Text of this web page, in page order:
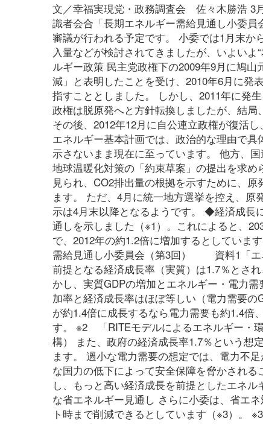
文／幸福実現党・政務調査会 佐々木勝浩 3
識者会合「長期エネルギー需給見通し小委
審議が行われる予定です。 小委では1月末
入量などが検討されてきましたが、いよい
ルギー政策 民主党政権下の2009年9月に鳩
減」と表明したことを受け、2010年6月に発
指すこととしました。 しかし、2011年に発
政権は脱原発へと方針転換しましたが、結局
その後、2012年12月に自公連立政権が復活
エネルギー基本計画では、政治的な理由で
示さないまま現在に至っています。 他方、
地球温暖化対策の「約束草案」の提出を求
見られ、CO2排出量の根拠を示すために、
ます。 ただ、4月に統一地方選挙を控え、
示は4月末以降となるようです。 ◆経済成長
通しを示しました（※1）。これによると、
で、2012年の約1.2倍に増加するとしてい
需給見通し小委員会（第3回） 資料1「エ
前提となる経済成長率（実質）は1.7％とさ
かし、実質GDPの増加とエネルギー・電力
加率と経済成長率はほぼ等しい（電力需要
が約1.4倍に成長するなら電力需要も約1.4倍
す。 ※2 「RITEモデルによるエネルギー・
構） また、政府の経済成長率1.7％という想
ます。 過小な電力需要の想定では、電力不
な国力の低下によって安全保障を脅かされ
し、もっと高い経済成長を前提としたエネ
な省エネルギー見通し さらに小委は、省エ
ト時まで削減できるとしています（※3）。